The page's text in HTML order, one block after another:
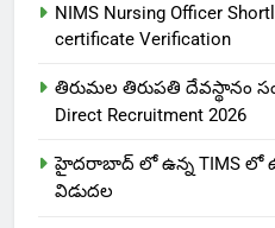
NIMS Nursing Officer
certificate Verification
తిరుమల తిరుపతి దేవస్థానం
Direct Recruitment 2026
హైదరాబాద్ లో ఉన్న TIMS లో
విడుదల